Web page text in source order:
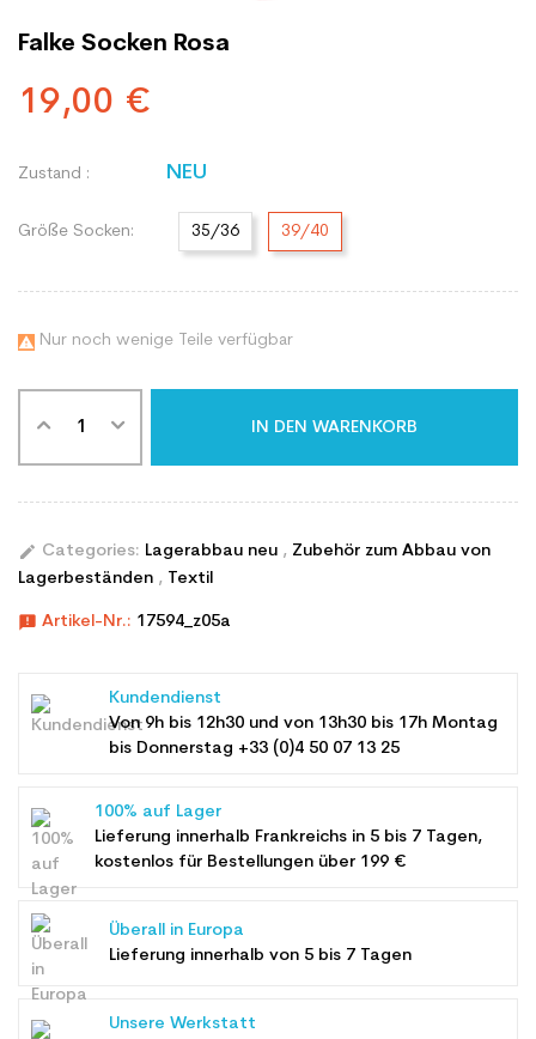
Falke Socken Rosa
19,00 €
Zustand : NEU
Größe Socken: 35/36 39/40
 Nur noch wenige Teile verfügbar
IN DEN WARENKORB
edit Categories: Lagerabbau neu , Zubehör zum Abbau von
Lagerbeständen , Textil
announcement Artikel-Nr.: 17594_z05a
Kundendienst
Von 9h bis 12h30 und von 13h30 bis 17h Montag
bis Donnerstag +33 (0)4 50 07 13 25
100% auf Lager
Lieferung innerhalb Frankreichs in 5 bis 7 Tagen,
kostenlos für Bestellungen über 199 €
Überall in Europa
Lieferung innerhalb von 5 bis 7 Tagen
Unsere Werkstatt